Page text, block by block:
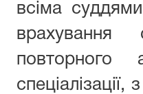
всіма
врахування
повторного